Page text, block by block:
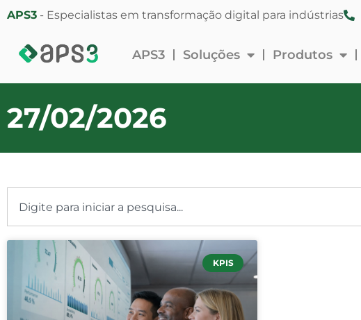
APS3 - Especialistas em transformação digital para indústrias
APS3 Soluções Produtos
27/02/2026
KPIS